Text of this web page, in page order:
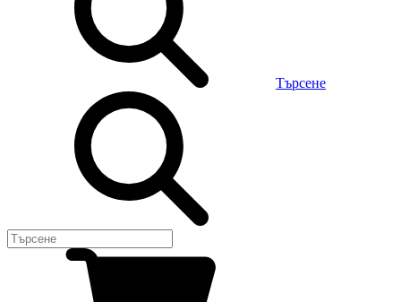
Търсене